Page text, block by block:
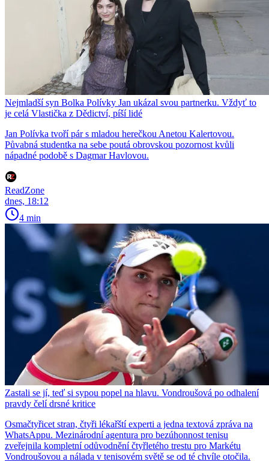
Nejmladší syn Bolka Polívky Jan ukázal svou partnerku. Vždyť to
je celá Vlastička z Dědictví, píší lidé
Jan Polívka tvoří pár s mladou herečkou Anetou Kalertovou.
Půvabná studentka na sebe poutá obrovskou pozornost kvůli
nápadné podobě s Dagmar Havlovou.
ReadZone
dnes, 18:12
4 min
Zastali se jí, teď si sypou popel na hlavu. Vondroušová po odhalení
pravdy čelí drsné kritice
Osmačtyřicet stran, čtyři lékařští experti a jedna textová zpráva na
WhatsAppu. Mezinárodní agentura pro bezúhonnost tenisu
zveřejnila kompletní odůvodnění čtyřletého trestu pro Markétu
Vondroušovou a nálada v tenisovém světě se od té chvíle otočila.